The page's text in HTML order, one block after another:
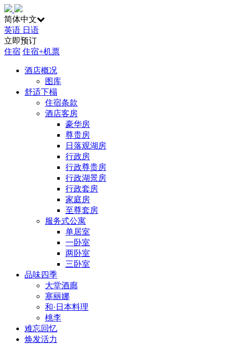
简体中文
英语 日语
立即预订
住宿 住宿+机票
酒店概况
图库
舒适下榻
住宿条款
酒店客房
豪华房
尊贵房
日落观湖房
行政房
行政尊贵房
行政湖景房
行政套房
家庭房
至尊套房
服务式公寓
单居室
一卧室
两卧室
三卧室
品味四季
大堂酒廊
塞丽娜
和·日本料理
桃李
难忘回忆
焕发活力